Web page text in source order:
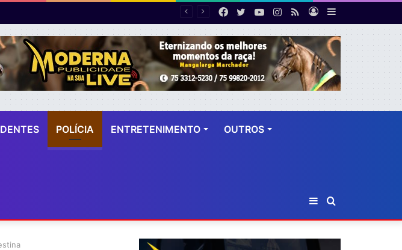
Barra
Lateral
Entrar
RSS
Instagram
YouTube
Twitter
Facebook
POLÍCIA ENTRETENIMENTO OUTROS
por
Barra
Lateral